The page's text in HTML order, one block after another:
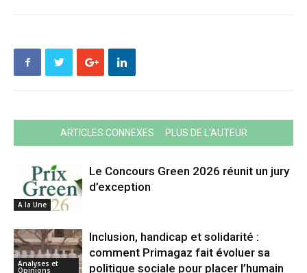
ARTICLES CONNEXES PLUS DE L'AUTEUR
A la Une
Le Concours Green 2026 réunit un jury
d’exception
Analyses et
Opinions
Inclusion, handicap et solidarité :
comment Primagaz fait évoluer sa
politique sociale pour placer l’humain